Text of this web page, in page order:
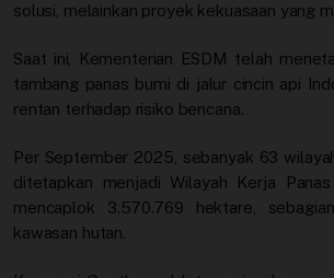
solusi, melainkan proyek kekuasaan yang
Saat ini, Kementerian ESDM telah
tambang panas bumi di jalur cincin api
rentan terhadap risiko bencana.
Per September 2025, sebanyak 63
ditetapkan menjadi Wilayah Kerja
mencaplok 3.570.769 hektare,
kawasan hutan.